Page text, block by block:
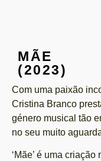
MÃE
(2023)
Com uma paixão
Cristina Branco
género musical tão
no seu muito
‘Mãe’ é uma